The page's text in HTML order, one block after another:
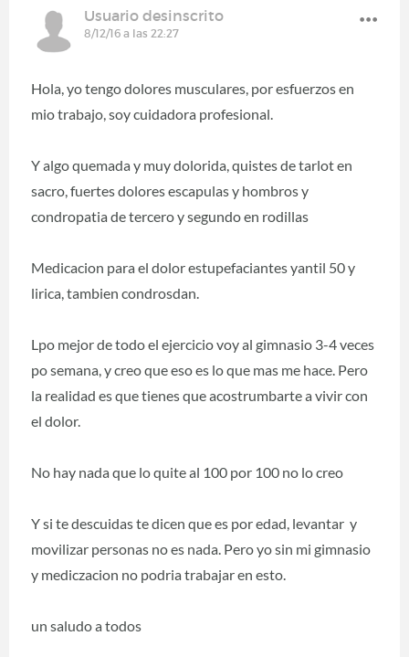
Usuario desinscrito
8/12/16 a las 22:27
Hola, yo tengo dolores musculares, por esfuerzos en
mio trabajo, soy cuidadora profesional.
Y algo quemada y muy dolorida, quistes de tarlot en
sacro, fuertes dolores escapulas y hombros y
condropatia de tercero y segundo en rodillas
Medicacion para el dolor estupefaciantes yantil 50 y
lirica, tambien condrosdan.
Lpo mejor de todo el ejercicio voy al gimnasio 3-4 veces
po semana, y creo que eso es lo que mas me hace. Pero
la realidad es que tienes que acostrumbarte a vivir con
el dolor.
No hay nada que lo quite al 100 por 100 no lo creo
Y si te descuidas te dicen que es por edad, levantar y
movilizar personas no es nada. Pero yo sin mi gimnasio
y mediczacion no podria trabajar en esto.
un saludo a todos